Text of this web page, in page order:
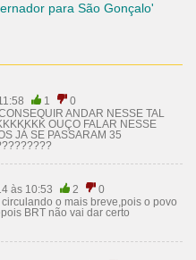
para São Gonçalo'
1
0
ANDAR NESSE TAL
OUÇO FALAR NESSE
JÁ SE PASSARAM 35
às 10:53 2
0
o mais breve,pois o povo
BRT não vai dar certo